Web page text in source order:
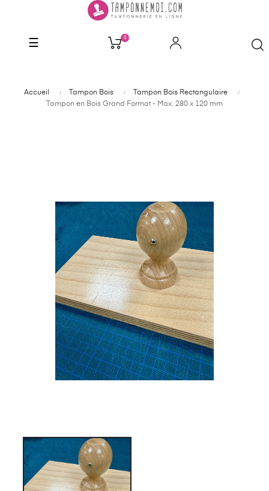
Basculer
☰ 0
Accueil Tampon Bois
Tampon Bois Rectangulaire
Tampon en Bois Grand Format - Max. 280 x 120 mm